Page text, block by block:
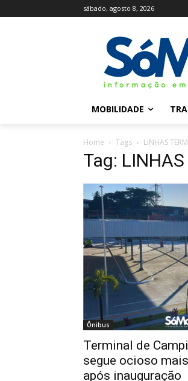
sábado, agosto 8, 2026
MOBILIDADE
Home Tags LINHAS
Tag:
Ônibus
Terminal de
segue ocioso
após inauguração